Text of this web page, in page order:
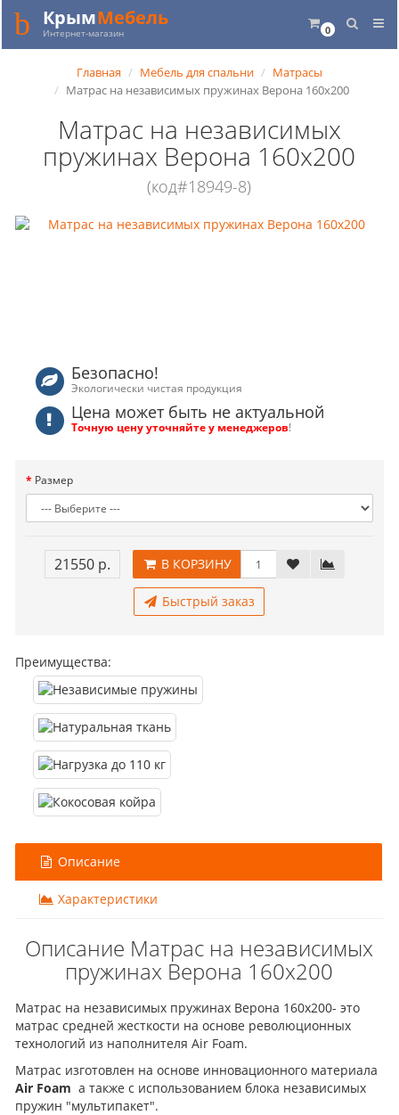
0
КрымМебель
Интернет-магазин
Главная Мебель для спальни
Матрасы
Матрас на независимых пружинах Верона 160x200
Матрас на независимых
пружинах Верона 160x200
(код#18949-8)
Безопасно!
Экологически чистая продукция
Цена может быть не актуальной
Точную цену уточняйте у менеджеров!
Размер
21550 р. В КОРЗИНУ
Быстрый заказ
Преимущества:
Описание
Характеристики
Описание Матрас на независимых
пружинах Верона 160x200
Матрас на независимых пружинах Верона 160x200- это
матрас средней жесткости на основе революционных
технологий из наполнителя Air Foam.
Матрас изготовлен на основе инновационного материала
Air Foam а также с использованием блока независимых
пружин "мультипакет".